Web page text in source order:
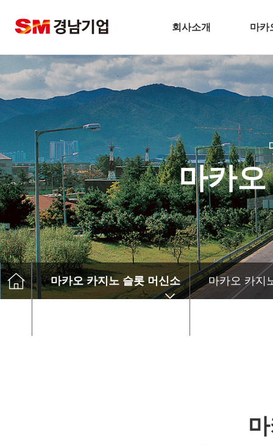
회사소개
기업개요
CEO 인사말
비전
주요연혁
경남기업 네트워크
안전보건방침
기술경영
환경경영
찾아오시는길
마카
고객센터
마카
마카오 카지노 슬롯 머신소 마카오 카지